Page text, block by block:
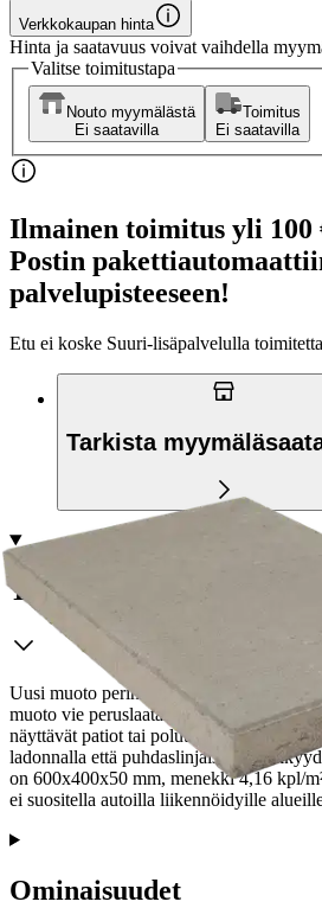
Verkkokaupan hinta
Hinta ja saatavuus voivat vaihdella
Valitse toimitustapa
Nouto myymälästä
Ei saatavilla
Toimitus
Ei saatavilla
Ilmainen toimitus yli
Postin
palvelupisteeseen!
Etu ei koske Suuri‑lisäpalvelulla
Tarkista
Tuotekuvaus
Uusi muoto perinteisestä tuotteesta. BL-
muoto vie peruslaatan uudelle tasolle.
näyttävät patiot tai polut. Laatan muoto
ladonnalla että puhdaslinjaisen
on 600x400x50 mm, menekki 4,16 kpl/
ei suositella autoilla liikennöidyille
Ominaisuudet